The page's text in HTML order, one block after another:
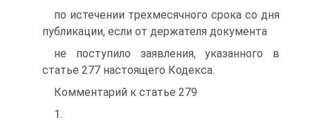
по истечении трехмесячного срока со дня
публикации, если от держателя документа
не поступило заявления, указанного в
статье 277 настоящего Кодекса.
Комментарий к статье 279
1.